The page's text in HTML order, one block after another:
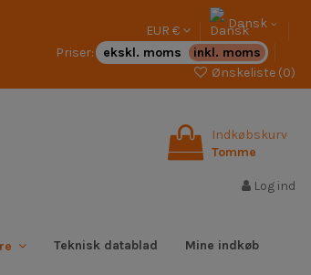
EUR €
Dansk
Priser:
ekskl. moms
inkl. moms
Ønskeliste (0)
Indkøbskurv
Tomme
Log ind
Teknisk datablad Mine indkøb